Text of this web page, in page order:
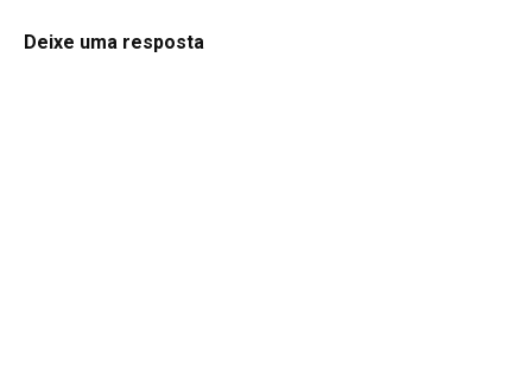
Deixe uma resposta